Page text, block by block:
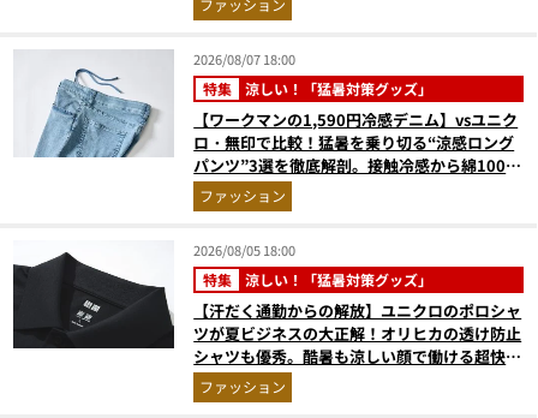
ファッション
2026/08/07 18:00
特集 涼しい！「猛暑対策グッズ」
【ワークマンの1,590円冷感デニム】vsユニク
ロ・無印で比較！猛暑を乗り切る“涼感ロング
パンツ”3選を徹底解剖。接触冷感から綿100%
まで決定版
ファッション
2026/08/05 18:00
特集 涼しい！「猛暑対策グッズ」
【汗だく通勤からの解放】ユニクロのポロシャ
ツが夏ビジネスの大正解！オリヒカの透け防止
シャツも優秀。酷暑も涼しい顔で働ける超快適
ウエアの実力
ファッション